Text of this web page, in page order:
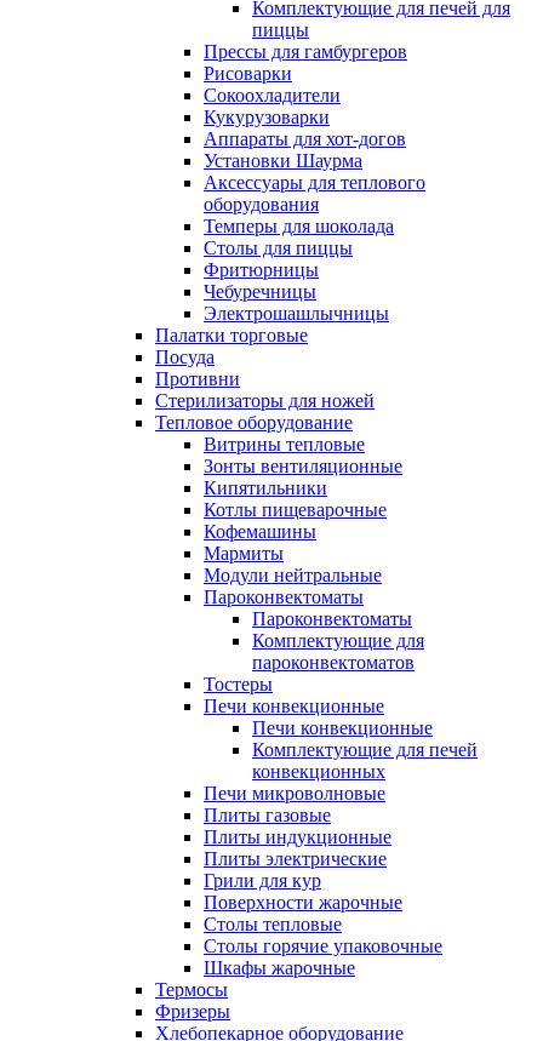
Комплектующие для печей для
пиццы
Прессы для гамбургеров
Рисоварки
Сокоохладители
Кукурузоварки
Аппараты для хот-догов
Установки Шаурма
Аксессуары для теплового
оборудования
Темперы для шоколада
Столы для пиццы
Фритюрницы
Чебуречницы
Электрошашлычницы
Палатки торговые
Посуда
Противни
Стерилизаторы для ножей
Тепловое оборудование
Витрины тепловые
Зонты вентиляционные
Кипятильники
Котлы пищеварочные
Кофемашины
Мармиты
Модули нейтральные
Пароконвектоматы
Пароконвектоматы
Комплектующие для
пароконвектоматов
Тостеры
Печи конвекционные
Печи конвекционные
Комплектующие для печей
конвекционных
Печи микроволновые
Плиты газовые
Плиты индукционные
Плиты электрические
Грили для кур
Поверхности жарочные
Столы тепловые
Столы горячие упаковочные
Шкафы жарочные
Термосы
Фризеры
Хлебопекарное оборудование